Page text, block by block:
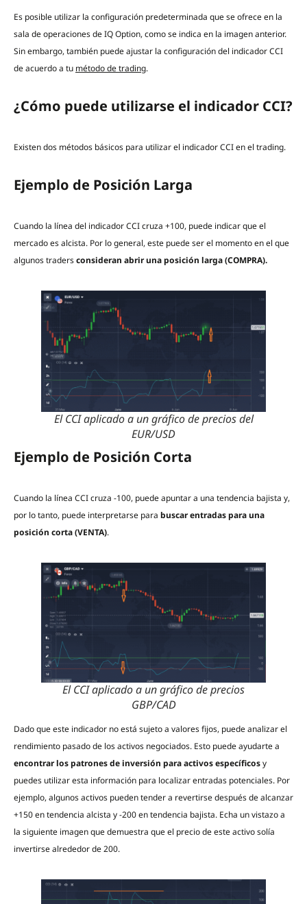
Es posible utilizar la configuración predeterminada que se ofrece en la
sala de operaciones de IQ Option, como se indica en la imagen anterior.
Sin embargo, también puede ajustar la configuración del indicador CCI
de acuerdo a tu método de trading.
¿Cómo puede utilizarse el indicador CCI?
Existen dos métodos básicos para utilizar el indicador CCI en el trading.
Ejemplo de Posición Larga
Cuando la línea del indicador CCI cruza +100, puede indicar que el
mercado es alcista. Por lo general, este puede ser el momento en el que
algunos tradersconsideran abrir una posición larga (COMPRA).
El CCI aplicado a un gráfico de precios del
EUR/USD
Ejemplo de Posición Corta
Cuando la línea CCI cruza -100, puede apuntar a una tendencia bajista y,
por lo tanto, puede interpretarse para buscar entradas para una
posición corta (VENTA).
El CCI aplicado a un gráfico de precios
GBP/CAD
Dado que este indicador no está sujeto a valores fijos, puede analizar el
rendimiento pasado de los activos negociados. Esto puede ayudarte a
encontrar los patrones de inversión para activos específicosy
puedes utilizar esta información para localizar entradas potenciales. Por
ejemplo, algunos activos pueden tender a revertirse después de alcanzar
+150 en tendencia alcista y -200 en tendencia bajista. Echa un vistazo a
la siguiente imagen que demuestra que el precio de este activo solía
invertirse alrededor de 200.